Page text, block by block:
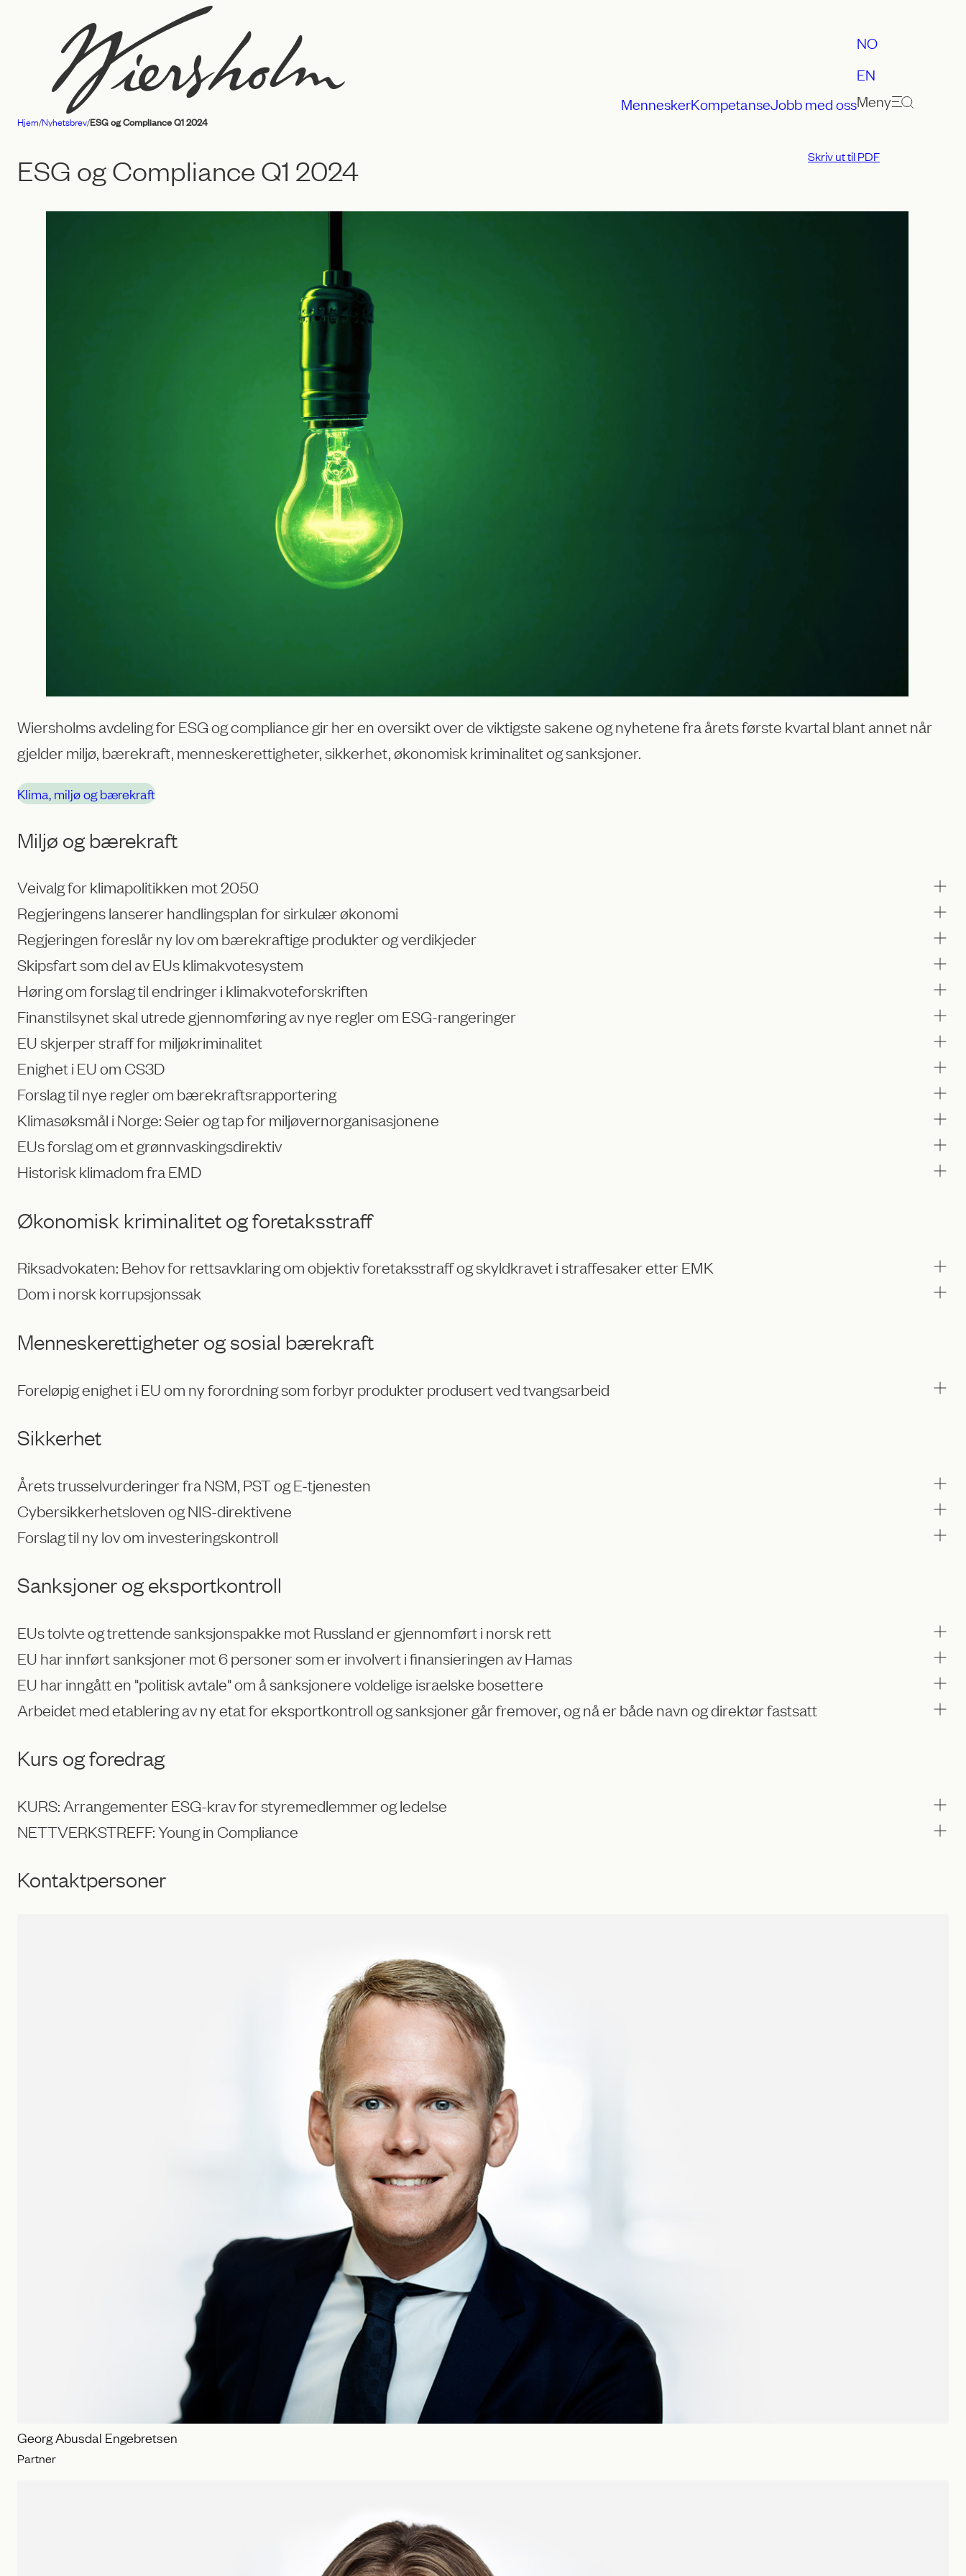
Advokatfirmaet
Wiersholm
MenneskerKompetanseJobb med oss
NO
EN
Meny
Hjem/Nyhetsbrev/ESG og Compliance Q1 2024
Skriv ut til PDF
ESG og Compliance Q1 2024
Wiersholms avdeling for ESG og compliance gir her en oversikt over de viktigste sakene og nyhetene fra årets første kvartal blant annet når
gjelder miljø, bærekraft, menneskerettigheter, sikkerhet, økonomisk kriminalitet og sanksjoner.
Klima, miljø og bærekraft
Miljø og bærekraft
Veivalg for klimapolitikken mot 2050
Regjeringens lanserer handlingsplan for sirkulær økonomi
Regjeringen foreslår ny lov om bærekraftige produkter og verdikjeder
Skipsfart som del av EUs klimakvotesystem
Høring om forslag til endringer i klimakvoteforskriften
Finanstilsynet skal utrede gjennomføring av nye regler om ESG-rangeringer
EU skjerper straff for miljøkriminalitet
Enighet i EU om CS3D
Forslag til nye regler om bærekraftsrapportering
Klimasøksmål i Norge: Seier og tap for miljøvernorganisasjonene
EUs forslag om et grønnvaskingsdirektiv
Historisk klimadom fra EMD
Økonomisk kriminalitet og foretaksstraff
Riksadvokaten: Behov for rettsavklaring om objektiv foretaksstraff og skyldkravet i straffesaker etter EMK
Dom i norsk korrupsjonssak
Menneskerettigheter og sosial bærekraft
Foreløpig enighet i EU om ny forordning som forbyr produkter produsert ved tvangsarbeid
Sikkerhet
Årets trusselvurderinger fra NSM, PST og E-tjenesten
Cybersikkerhetsloven og NIS-direktivene
Forslag til ny lov om investeringskontroll
Sanksjoner og eksportkontroll
EUs tolvte og trettende sanksjonspakke mot Russland er gjennomført i norsk rett
EU har innført sanksjoner mot 6 personer som er involvert i finansieringen av Hamas
EU har inngått en "politisk avtale" om å sanksjonere voldelige israelske bosettere
Arbeidet med etablering av ny etat for eksportkontroll og sanksjoner går fremover, og nå er både navn og direktør fastsatt
Kurs og foredrag
KURS: Arrangementer ESG-krav for styremedlemmer og ledelse
NETTVERKSTREFF: Young in Compliance
Kontaktpersoner
Georg Abusdal Engebretsen
Partner